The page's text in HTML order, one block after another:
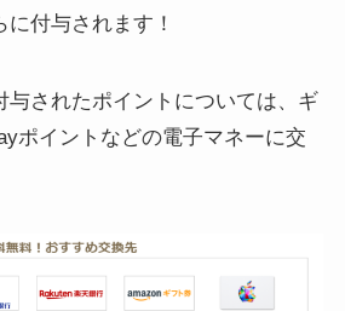
付与されます！
与されたポイントについては、ギ
ポイントなどの電子マネーに交